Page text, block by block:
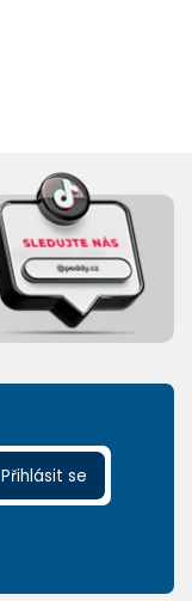
Přihlásit se